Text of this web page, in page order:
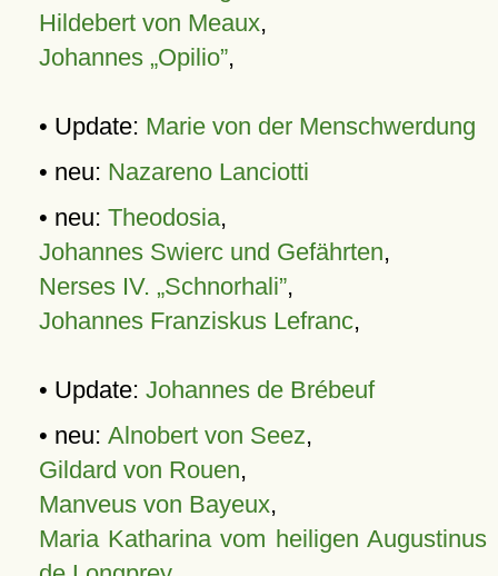
Hildebert von Meaux,
Johannes „Opilio”,
• Update: Marie von der Menschwerdung
• neu: Nazareno Lanciotti
• neu: Theodosia,
Johannes Swierc und Gefährten,
Nerses IV. „Schnorhali”,
Johannes Franziskus Lefranc,
• Update: Johannes de Brébeuf
• neu: Alnobert von Seez,
Gildard von Rouen,
Manveus von Bayeux,
Maria Katharina vom heiligen Augustinus